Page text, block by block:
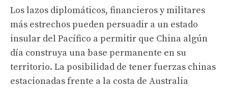
Los lazos diplomáticos, financieros y militares
más estrechos pueden persuadir a un estado
insular del Pacífico a permitir que China algún
día construya una base permanente en su
territorio. La posibilidad de tener fuerzas chinas
estacionadas frente a la costa de Australia